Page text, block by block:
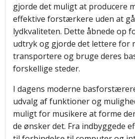
gjorde det muligt at producere
effektive forstærkere uden at
lydkvaliteten. Dette åbnede op
udtryk og gjorde det lettere for
transportere og bruge deres
forskellige steder.
I dagens moderne
udvalg af funktioner og
muligt for musikere at forme
de ønsker det. Fra indbyggede